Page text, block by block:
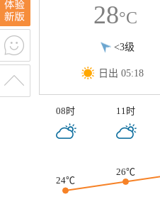
28°C
<3级
日出 05:18
08时 11时
24℃
26℃